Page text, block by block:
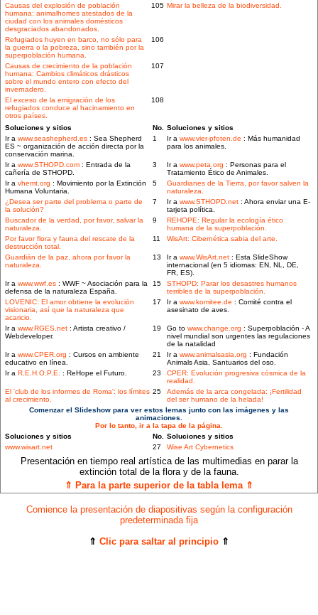
Causas del explosión de población
humana: animalhomes atestados de la
ciudad con los animales domésticos
desgraciados abandonados.
105 Mirar la belleza de la biodiversidad.
Refugiados huyen en barco, no sólo para
la guerra o la pobreza, sino también por la
superpoblación humana.
106
Causas de crecimiento de la población
humana: Cambios climáticos drásticos
sobre el mundo entero con efecto del
invernadero.
107
El exceso de la emigración de los
refugiados conduce al hacinamiento en
otros países.
108
Soluciones y sitios No. Soluciones y sitios
Ir a www.seashepherd.es : Sea Shepherd
ES ~ organización de acción directa por la
conservación marina.
1 Ir a www.vier-pfoten.de : Más humanidad
para los animales.
Ir a www.STHOPD.com : Entrada de la
cañería de STHOPD.
3 Ir a www.peta.org : Personas para el
Tratamiento Ético de Animales.
Ir a vhemt.org : Movimiento por la Extinción
Humana Voluntaria.
5
Guardianes de la Tierra, por favor salven la
naturaleza.
¿Desea ser parte del problema o parte de
la solución?
7 Ir a www.STHOPD.net : Ahora enviar una E-
tarjeta política.
Buscador de la verdad, por favor, salvar la
naturaleza.
9
REHOPE: Regular la ecología ético
humana de la superpoblación.
Por favor flora y fauna del rescate de la
destrucción total.
11 WisArt: Cibernética sabia del arte.
Guardián de la paz, ahora por favor la
naturaleza.
13 Ir a www.WisArt.net : Esta SlideShow
internacional (en 5 idiomas: EN, NL, DE,
FR, ES).
Ir a www.wwf.es : WWF ~ Asociación para la
defensa de la naturaleza España.
15
STHOPD: Parar los desastres humanos
terribles de la superpoblación.
LOVENIC: El amor obtiene la evolución
visionaria, así que la naturaleza que
acaricio.
17 Ir a www.komitee.de : Comité contra el
asesinato de aves.
Ir a www.RGES.net : Artista creativo /
Webdeveloper.
19 Go to www.change.org : Superpoblación - A
nivel mundial son urgentes las regulaciones
de la natalidad
Ir a www.CPER.org : Cursos en ambiente
educativo en línea.
21 Ir a www.animalsasia.org : Fundación
Animals Asia, Santuarios del oso.
Ir a R.E.H.O.P.E. : ReHope el Futuro. 23
CPER: Evolución progresiva cósmica de la
realidad.
El 'club de los informes de Roma': los límites
al crecimiento.
25
Además de la arca congelada: ¡Fertilidad
del ser humano de la helada!
Comenzar el Slideshow para ver estos lemas junto con las imágenes y las
animaciones.
Por lo tanto, ir a la tapa de la página.
Soluciones y sitios
No. Soluciones y sitios
www.wisart.net
27 Wise Art Cybernetics
Presentación en tiempo real artística de las multimedias en parar la
extinción total de la flora y de la fauna.
⇑ Para la parte superior de la tabla lema ⇑
Comience la presentación de diapositivas según la configuración
predeterminada fija
⇑ Clic para saltar al principio ⇑